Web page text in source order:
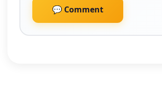
💬 Comment